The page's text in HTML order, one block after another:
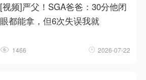
[视频]严父！SGA爸爸：30分他闭
眼都能拿，但6次失误我就
1466 2026-07-22